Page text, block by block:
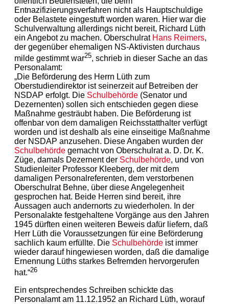
Entnazifizierungsverfahren nicht als Hauptschuldige
oder Belastete eingestuft worden waren. Hier war die
Schulverwaltung allerdings nicht bereit, Richard Lüth
ein Angebot zu machen. Oberschulrat Hans Reimers,
der gegenüber ehemaligen NS-Aktivisten durchaus
milde gestimmt war25, schrieb in dieser Sache an das
Personalamt:
„Die Beförderung des Herrn Lüth zum
Oberstudiendirektor ist seinerzeit auf Betreiben der
NSDAP erfolgt. Die Schulbehörde (Senator und
Dezernenten) sollen sich entschieden gegen diese
Maßnahme gesträubt haben. Die Beförderung ist
offenbar von dem damaligen Reichsstatthalter verfügt
worden und ist deshalb als eine einseitige Maßnahme
der NSDAP anzusehen. Diese Angaben wurden der
Schulbehörde gemacht von Oberschulrat a. D. Dr. K.
Züge, damals Dezernent der Schulbehörde, und von
Studienleiter Professor Kleeberg, der mit dem
damaligen Personalreferenten, dem verstorbenen
Oberschulrat Behne, über diese Angelegenheit
gesprochen hat. Beide Herren sind bereit, ihre
Aussagen auch andernorts zu wiederholen. In der
Personalakte festgehaltene Vorgänge aus den Jahren
1945 dürften einen weiteren Beweis dafür liefern, daß
Herr Lüth die Voraussetzungen für eine Beförderung
sachlich kaum erfüllte. Die Schulbehörde ist immer
wieder darauf hingewiesen worden, daß die damalige
Ernennung Lüths starkes Befremden hervorgerufen
hat.“26
Ein entsprechendes Schreiben schickte das
Personalamt am 11.12.1952 an Richard Lüth, worauf